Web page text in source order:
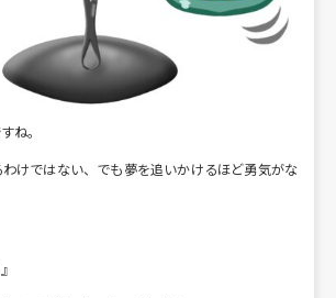
ね。
けではない、でも夢を追いかけるほど勇気がな